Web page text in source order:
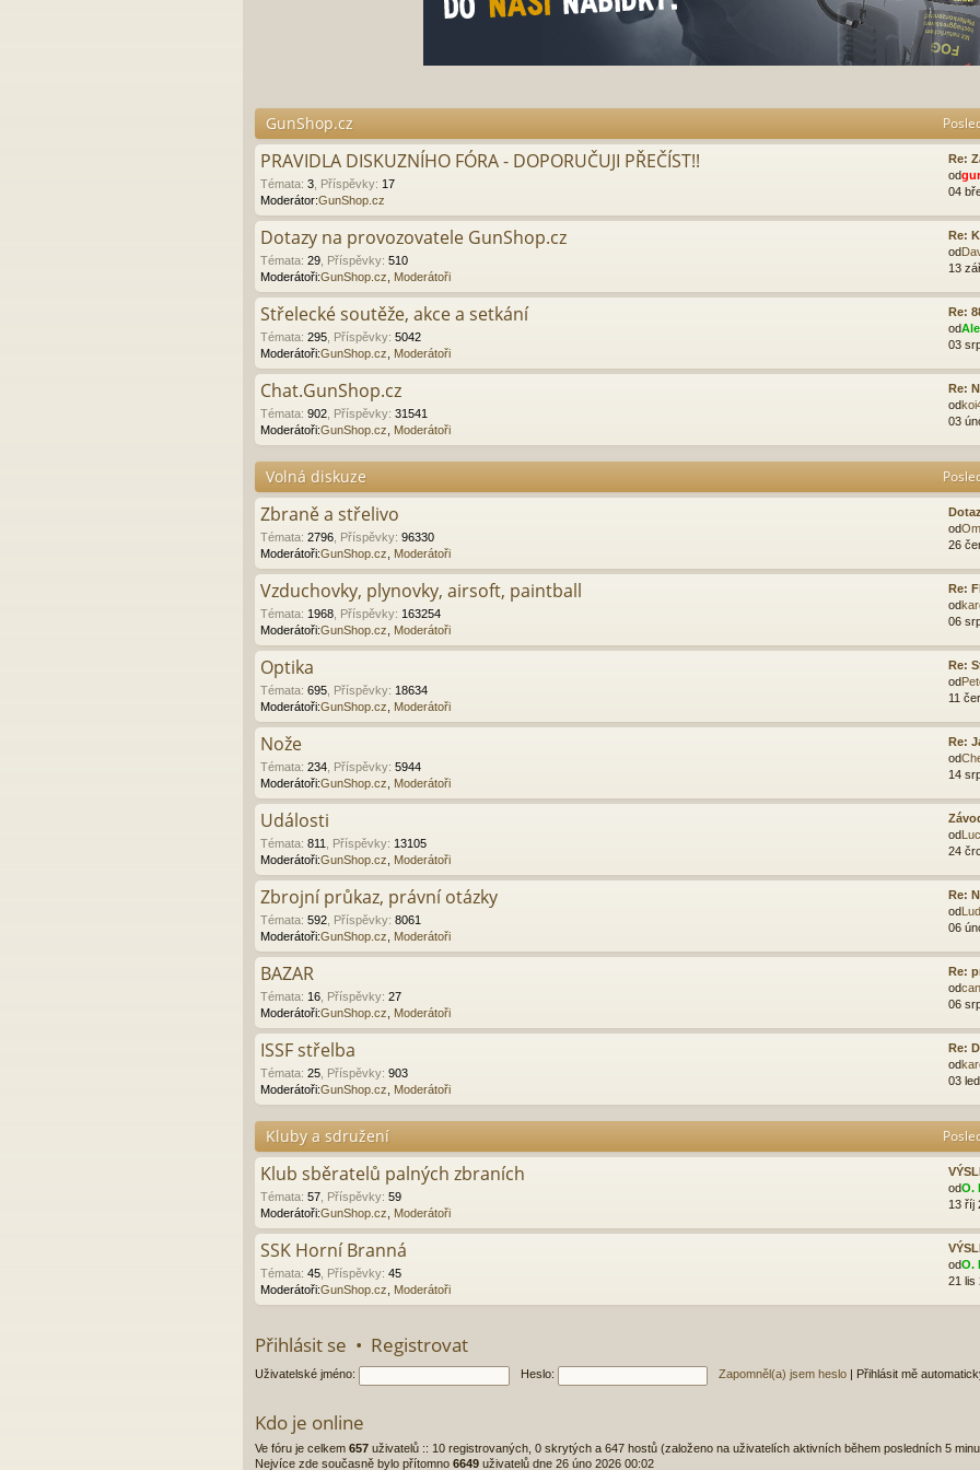
GunShop.cz
PRAVIDLA DISKUZNÍHO FÓRA - DOPORUČUJI PŘEČÍST!!
Témata: 3 Příspěvky: 17
Moderátor:GunShop.cz
Re:
od
04
Dotazy na provozovatele GunShop.cz
Témata: 29 Příspěvky: 510
Moderátoři:GunShop.cz Moderátoři
Re:
od
13
Střelecké soutěže, akce a setkání
Témata: 295 Příspěvky: 5042
Moderátoři:GunShop.cz Moderátoři
Re:
od
03
Chat.GunShop.cz
Témata: 902 Příspěvky: 31541
Moderátoři:GunShop.cz Moderátoři
Re:
od
03
Volná diskuze
Zbraně a střelivo
Témata: 2796 Příspěvky: 96330
Moderátoři:GunShop.cz Moderátoři
od
26
Vzduchovky, plynovky, airsoft, paintball
Témata: 1968 Příspěvky: 163254
Moderátoři:GunShop.cz Moderátoři
Re:
od
06
Optika
Témata: 695 Příspěvky: 18634
Moderátoři:GunShop.cz Moderátoři
Re:
od
11
Nože
Témata: 234 Příspěvky: 5944
Moderátoři:GunShop.cz Moderátoři
Re:
od
14
Události
Témata: 811 Příspěvky: 13105
Moderátoři:GunShop.cz Moderátoři
od
24
Zbrojní průkaz, právní otázky
Témata: 592 Příspěvky: 8061
Moderátoři:GunShop.cz Moderátoři
Re:
od
06
BAZAR
Témata: 16 Příspěvky: 27
Moderátoři:GunShop.cz Moderátoři
Re:
od
06
ISSF střelba
Témata: 25 Příspěvky: 903
Moderátoři:GunShop.cz Moderátoři
Re:
od
03
Kluby a sdružení
Klub sběratelů palných zbraních
Témata: 57 Příspěvky: 59
Moderátoři:GunShop.cz Moderátoři
odO.
13 říj
SSK Horní Branná
Témata: 45 Příspěvky: 45
Moderátoři:GunShop.cz Moderátoři
odO.
21 lis
Přihlásit se • Registrovat
Uživatelské jméno: Heslo: Zapomněl(a) jsem heslo Přihlásit mě
Kdo je online
Ve fóru je celkem 657 uživatelů :: 10 registrovaných, 0 skrytých a 647 hostů (založeno na uživatelích aktivních během posledních 5
Nejvíce zde současně bylo přítomno 6649 uživatelů dne 26 úno 2026 00:02